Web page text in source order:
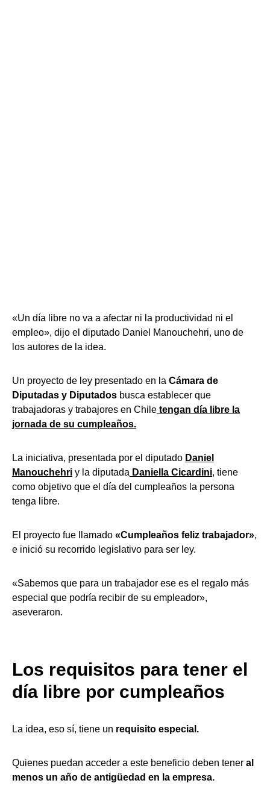
«Un día libre no va a afectar ni la productividad ni el
empleo», dijo el diputado Daniel Manouchehri, uno de
los autores de la idea.
Un proyecto de ley presentado en la Cámara de
Diputadas y Diputados busca establecer que
trabajadoras y trabajores en Chile tengan día libre la
jornada de su cumpleaños.
La iniciativa, presentada por el diputado Daniel
Manouchehri y la diputada Daniella Cicardini, tiene
como objetivo que el día del cumpleaños la persona
tenga libre.
El proyecto fue llamado «Cumpleaños feliz trabajador»,
e inició su recorrido legislativo para ser ley.
«Sabemos que para un trabajador ese es el regalo más
especial que podría recibir de su empleador»,
aseveraron.
Los requisitos para tener el
día libre por cumpleaños
La idea, eso sí, tiene un requisito especial.
Quienes puedan acceder a este beneficio deben tener al
menos un año de antigüedad en la empresa.